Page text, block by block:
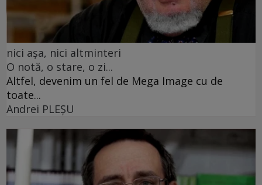
nici așa, nici altminteri
O notă, o stare, o zi...
Altfel, devenim un fel de Mega Image cu de
toate...
Andrei PLEŞU